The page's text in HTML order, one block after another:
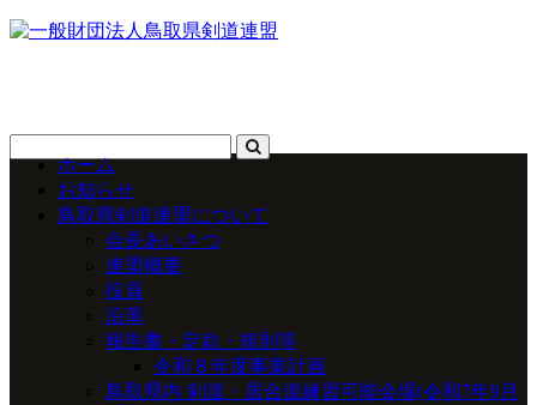
ホーム
お知らせ
鳥取県剣道連盟について
会長あいさつ
連盟概要
役員
沿革
報告書・定款・規則等
令和８年度事業計画
鳥取県内 剣道・居合道練習可能会場(令和7年9月